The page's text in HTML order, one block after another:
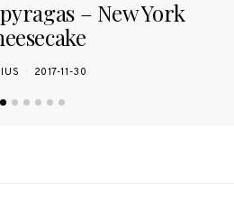
– New York
2017-11-30